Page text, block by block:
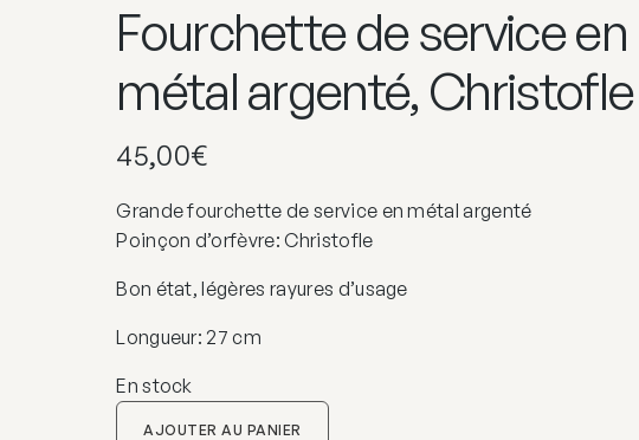
Fourchette de service en
métal argenté, Christofle
45,00€
Grande fourchette de service en métal argenté
Poinçon d’orfèvre: Christofle
Bon état, légères rayures d’usage
Longueur: 27 cm
En stock
quantité
AJOUTER AU PANIER